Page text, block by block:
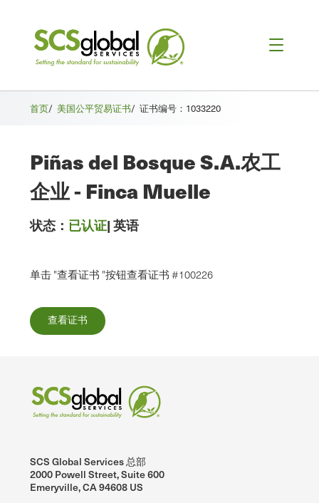
首页/ 美国公平贸易证书/ 证书编号：1033220
Piñas del Bosque S.A.农工
企业 - Finca Muelle
状态： 已认证| 英语
单击 "查看证书 "按钮查看证书 #100226
查看证书
SCS Global Services 总部
2000 Powell Street, Suite 600
Emeryville, CA 94608 US